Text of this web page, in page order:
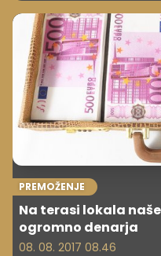
PREMOŽENJE
Na terasi lokala
ogromno denarja
08. 08. 2017 08.46